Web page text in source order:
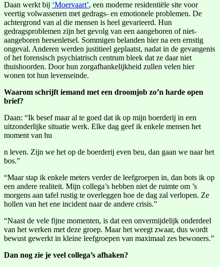
Daan werkt bij ‘Moervaart’, een moderne residentiële site voor
veertig volwassenen met gedrags- en emotionele problemen. De
achtergrond van al die mensen is heel gevarieerd. Hun
gedragsproblemen zijn het gevolg van een aangeboren of niet-
aangeboren hersenletsel. Sommigen belanden hier na een ernstig
ongeval. Anderen werden justitieel geplaatst, nadat in de gevangenis
of het forensisch psychiatrisch centrum bleek dat ze daar niet
thuishoorden. Door hun zorgafhankelijkheid zullen velen hier
wonen tot hun levenseinde.
Waarom schrijft iemand met een droomjob zo’n harde open
brief?
Daan: “Ik besef maar al te goed dat ik op mijn boerderij in een
uitzonderlijke situatie werk. Elke dag geef ik enkele mensen het
moment van hu
n leven. Zijn we het op de boerderij even beu, dan gaan we naar het
bos.”
“Maar stap ik enkele meters verder de leefgroepen in, dan bots ik op
een andere realiteit. Mijn collega’s hebben niet de ruimte om ’s
morgens aan tafel rustig te overleggen hoe de dag zal verlopen. Ze
hollen van het ene incident naar de andere crisis.”
“Naast de vele fijne momenten, is dat een onvermijdelijk onderdeel
van het werken met deze groep. Maar het weegt zwaar, dus wordt
bewust gewerkt in kleine leefgroepen van maximaal zes bewoners.”
Dan nog zie je veel collega’s afhaken?